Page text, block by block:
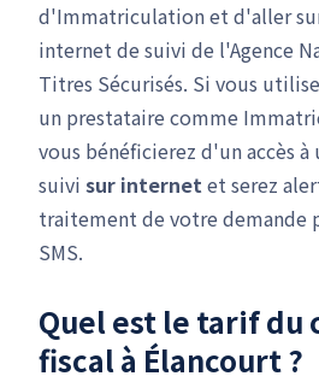
d'Immatriculation et d'aller
internet de suivi de l'Agence
Titres Sécurisés. Si vous
un prestataire comme
vous bénéficierez d'un accès à
suivi sur internetet serez
traitement de votre demande
SMS.
Quel est le tarif du
fiscal à Élancourt ?